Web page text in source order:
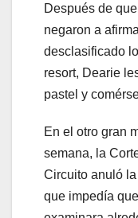
Después de
negaron a
desclasificado
resort, Dearie
pastel y
En el otro gran
semana, la
Circuito anuló
que impedía